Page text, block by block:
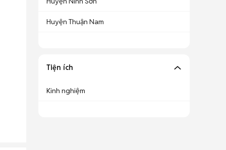
Huyện Thuận Nam
Tiện ích
Kinh nghiệm